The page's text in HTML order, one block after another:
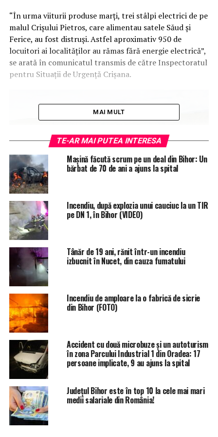
“În urma viiturii produse marți, trei stâlpi electrici de pe
malul Crișului Pietros, care alimentau satele Săud și
Ferice, au fost distruși. Astfel aproximativ 950 de
locuitori ai localităților au rămas fără energie electrică”,
se arată în comunicatul transmis de către Inspectoratul
pentru Situații de Urgență Crişana.
În aceste condiții, ofițerul s-a alăturat echipei societății
distribuitoare de energie electrică pentru a găsi o soluție
Cum firele de curent trebuiau întinse de la un mal la
celălalt, deasupra Crișului învolburat, care avea un nivel
foarte ridicat al apei și curenți puternici, rezolvarea
părea a fi una anevoioasă.
Condiții dificile
“De pe malul de unde se impunea a fi trase firele și unde
se aflau membrii echipei de remediere a deficiențelor, nu
se putea accede, în condițiile date, la malul opus’’, au
mai precizat reprezentanții ISU.
Astfel, pompierul a apelat la un prieten, Florin Tirpe,
care deține o dronă cu ajutorul căreia, în final, firele să
fie transportate deasupra apei.
MAI MULT
TE-AR MAI PUTEA INTERESA
Mașină făcută scrum pe un deal din Bihor: Un
bărbat de 70 de ani a ajuns la spital
Incendiu, după explozia unui cauciuc la un TIR
pe DN 1, în Bihor (VIDEO)
Tânăr de 19 ani, rănit într-un incendiu
izbucnit în Nucet, din cauza fumatului
Incendiu de amploare la o fabrică de sicrie
din Bihor (FOTO)
Accident cu două microbuze și un autoturism
în zona Parcului Industrial 1 din Oradea: 17
persoane implicate, 9 au ajuns la spital
Județul Bihor este în top 10 la cele mai mari
medii salariale din România!